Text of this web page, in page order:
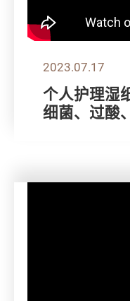
2023.07.17
个人护理湿
细菌、过酸